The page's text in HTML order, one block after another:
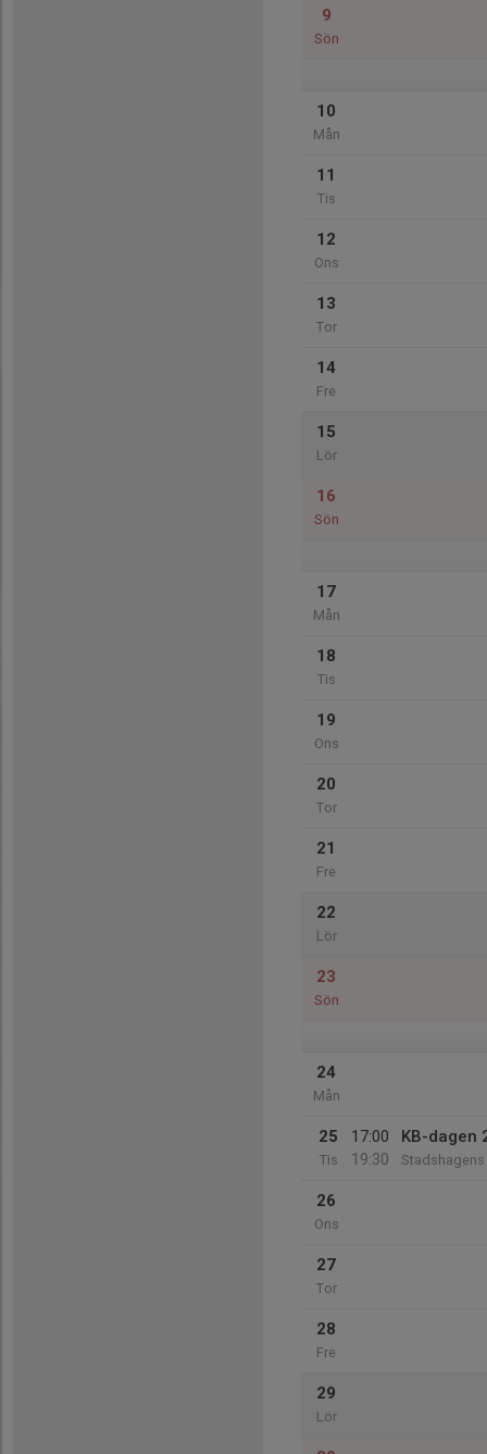
9
Sön
10
Mån
11
Tis
12
Ons
13
Tor
14
Fre
15
Lör
16
Sön
17
Mån
18
Tis
19
Ons
20
Tor
21
Fre
22
Lör
23
Sön
24
Mån
25
Tis
17:00
19:30
KB-dagen
Stadshagens
26
Ons
27
Tor
28
Fre
29
Lör